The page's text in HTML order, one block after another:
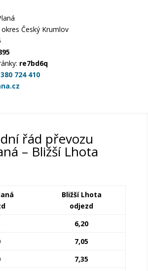
Český Krumlov
re7bd6q
724 410
řád převozu
– Bližší Lhota
Bližší Lhota
odjezd
6,20
7,05
7,35